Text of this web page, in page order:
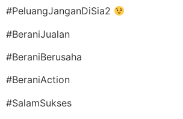
#PeluangJanganDiSia2
#BeraniJualan
#BeraniBerusaha
#BeraniAction
#SalamSukses